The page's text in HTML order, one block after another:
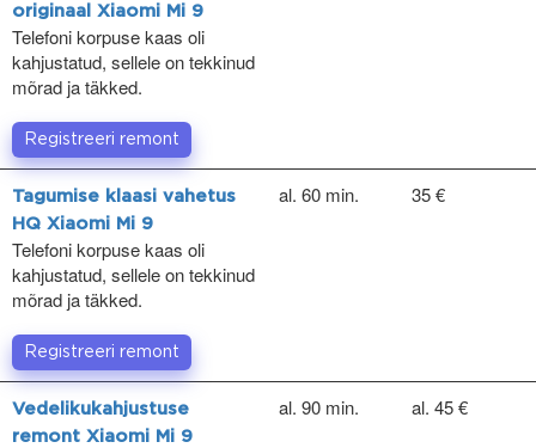
originaal Xiaomi Mi 9
Telefoni korpuse kaas oli
kahjustatud, sellele on tekkinud
mõrad ja täkked.
Registreeri remont
Tagumise klaasi vahetus
HQ Xiaomi Mi 9
Telefoni korpuse kaas oli
kahjustatud, sellele on tekkinud
mõrad ja täkked.
al. 60 min. 35 €
Registreeri remont
Vedelikukahjustuse
remont Xiaomi Mi 9
al. 90 min. al. 45 €